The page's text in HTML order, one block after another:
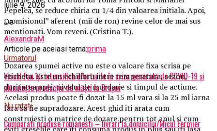
Pepelea, se reduce chiria cu 1/4 din valoarea initiala. Apoi,
„comisionul” aferent (mii de ron) revine celor de mai sus
mentionati. Vom reveni. (Cristina T.).
Articole pe aceiasi tema:prima
Urmatorul
Visual Fan își intensifică eforturile în criza generată de COVID-19 și
plănuiește producția de măști la Brașov
Nu ratati
Cumparati produse romanesti – livrari la domiciliu/Micul Fermier
iulie 9, 2026
De
AlexandraM
Dozarea spumei active nu este o valoare fixa scrisa pe
eticheta. Este un echilibru intre temperatura, sezon,
duritatea apei, nivelul de murdarie si timpul de actiune.
Acelasi produs poate fi dozat la 15 ml vara si la 25 ml iarna
fara sa fie supradozare. Acest ghid iti arata cum
construiesti o matrice de dozare pentru tot anul si cum
eviti greselile care iti consuma produs in plus sau iti lasa